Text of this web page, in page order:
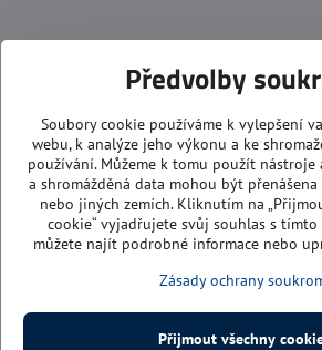
Předvolby
Soubory cookie používáme k vylepšení
webu, k analýze jeho výkonu a ke
používání. Můžeme k tomu použít nástroje
a shromážděná data mohou být přenášena
nebo jiných zemích. Kliknutím na
cookie“ vyjadřujete svůj souhlas s tímto
můžete najít podrobné informace nebo
Zásady ochrany
Přijmout všechny